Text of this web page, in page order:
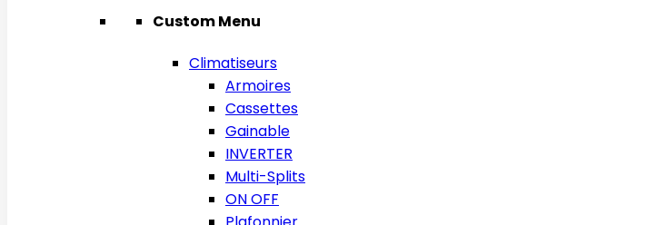
Custom Menu
Climatiseurs
Armoires
Cassettes
Gainable
INVERTER
Multi-Splits
ON OFF